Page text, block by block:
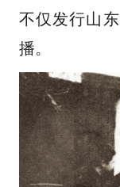
不仅发行山
播。